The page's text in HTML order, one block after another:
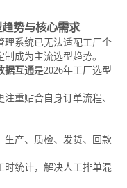
势与核心需求
理系统已无法适配工厂个
成为主流选型趋势。
据互通是2026年工厂选型
重贴合自身订单流程、
生产、质检、发货、回款
时统计，解决人工排单混